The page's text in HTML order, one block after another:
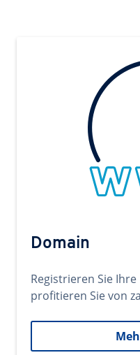
Domain
Registrieren Sie
profitieren Sie von